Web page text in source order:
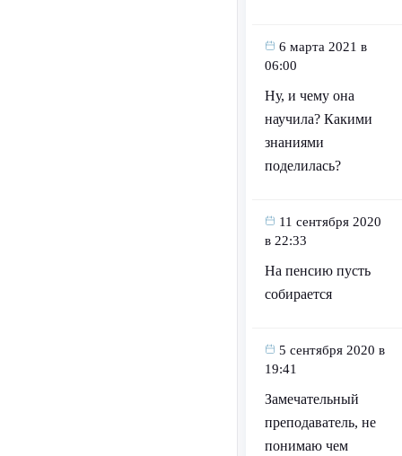
6 марта 2021 в
06:00
Ну, и чему она
научила? Какими
знаниями
поделилась?
11 сентября 2020
в 22:33
На пенсию пусть
собирается
5 сентября 2020 в
19:41
Замечательный
преподаватель, не
понимаю чем